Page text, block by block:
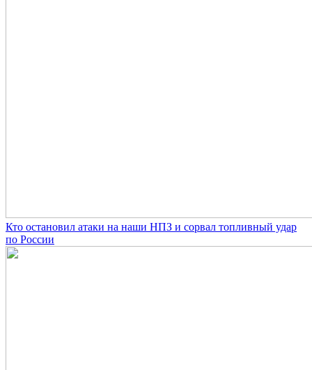
Кто остановил атаки на наши НПЗ и сорвал топливный удар
по России